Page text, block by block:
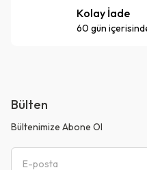
Kolay İade
60 gün
Bülten
Bültenimize Abone Ol